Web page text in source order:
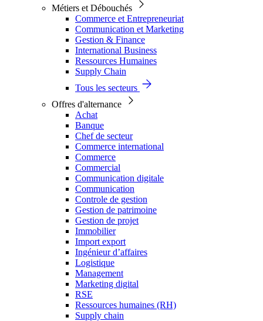
Métiers et Débouchés
Commerce et Entrepreneuriat
Communication et Marketing
Gestion & Finance
International Business
Ressources Humaines
Supply Chain
Tous les secteurs
Offres d'alternance
Achat
Banque
Chef de secteur
Commerce international
Commerce
Commercial
Communication digitale
Communication
Controle de gestion
Gestion de patrimoine
Gestion de projet
Immobilier
Import export
Ingénieur d’affaires
Logistique
Management
Marketing digital
RSE
Ressources humaines (RH)
Supply chain